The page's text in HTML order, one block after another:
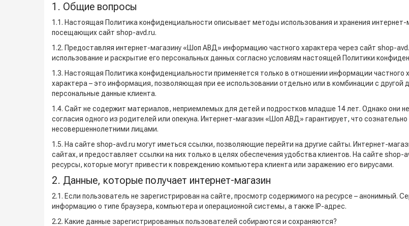
1. Общие вопросы
1.1. Настоящая Политика конфиденциальности описывает методы использования и хранения
посещающих сайт shop-avd.ru.
1.2. Предоставляя интернет-магазину «Шоп АВД» информацию частного характера через сайт shop-
использование и раскрытие его персональных данных согласно условиям настоящей Политики
1.3. Настоящая Политика конфиденциальности применяется только в отношении информации частного
характера – это информация, позволяющая при ее использовании отдельно или в комбинации с
персональные данные клиента.
1.4. Сайт не содержит материалов, неприемлемых для детей и подростков младше 14 лет. Однако они
согласия одного из родителей или опекуна. Интернет-магазин «Шоп АВД» гарантирует, что
несовершеннолетними лицами.
1.5. На сайте shop-avd.ru могут иметься ссылки, позволяющие перейти на другие сайты. Интернет-
сайтах, и предоставляет ссылки на них только в целях обеспечения удобства клиентов. На сайте
ресурсы, которые могут привести к повреждению компьютера клиента или заражению его вирусами.
2. Данные, которые получает интернет-магазин
2.1. Если пользователь не зарегистрирован на сайте, просмотр содержимого на ресурсе – анонимный.
информацию о типе браузера, компьютера и операционной системы, а также IP-адрес.
2.2. Какие данные зарегистрированных пользователей собираются и сохраняются?